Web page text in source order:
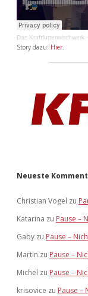
Das Kraftfuttermischwerk ·
Story dazu: Hier.
Neueste
Christian Vogel zu
Katarina zu Pause –
Gaby zu Pause –
Martin zu Pause –
Michel zu Pause –
krisovice zu Pause –